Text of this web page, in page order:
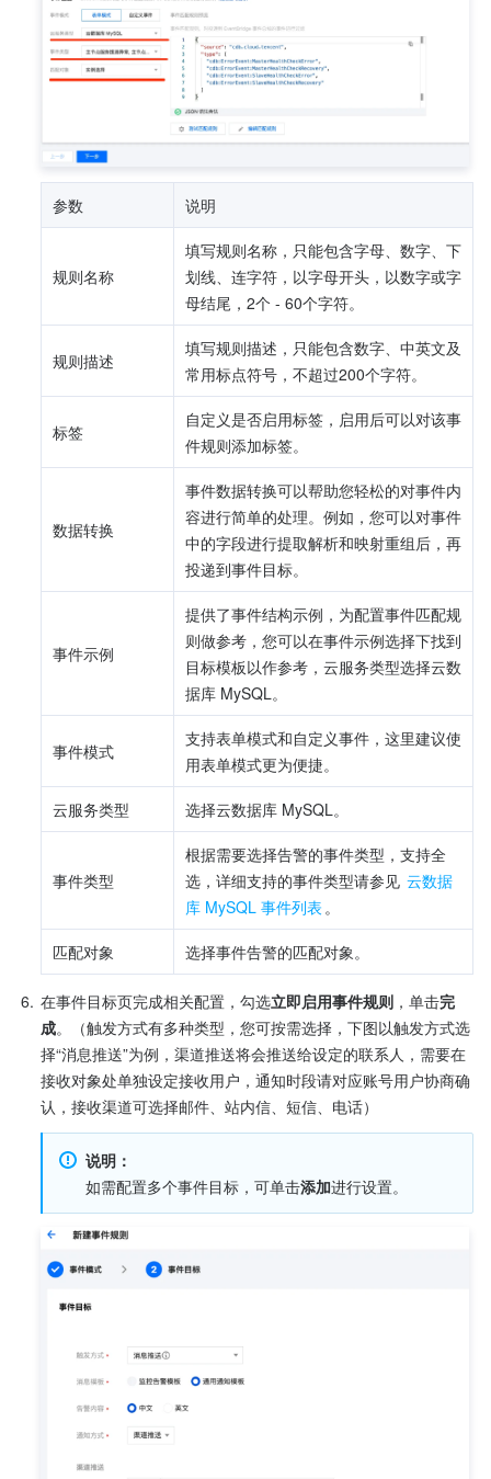
参数 说明
规则名称
填写规则名称，只能包含字母、数字、下
划线、连字符，以字母开头，以数字或字
母结尾，2个 - 60个字符。
规则描述
填写规则描述，只能包含数字、中英文及
常用标点符号，不超过200个字符。
标签
自定义是否启用标签，启用后可以对该事
件规则添加标签。
数据转换
事件数据转换可以帮助您轻松的对事件内
容进行简单的处理。例如，您可以对事件
中的字段进行提取解析和映射重组后，再
投递到事件目标。
事件示例
提供了事件结构示例，为配置事件匹配规
则做参考，您可以在事件示例选择下找到
目标模板以作参考，云服务类型选择云数
据库 MySQL。
事件模式
支持表单模式和自定义事件，这里建议使
用表单模式更为便捷。
云服务类型 选择云数据库 MySQL。
事件类型
根据需要选择告警的事件类型，支持全
选，详细支持的事件类型请参见 云数据
库 MySQL 事件列表。
匹配对象 选择事件告警的匹配对象。
6. 在事件目标页完成相关配置，勾选立即启用事件规则 ，单击完
成。（触发方式有多种类型，您可按需选择，下图以触发方式选
择“消息推送”为例，渠道推送将会推送给设定的联系人，需要在
接收对象处单独设定接收用户，通知时段请对应账号用户协商确
认，接收渠道可选择邮件、站内信、短信、电话）
说明：
如需配置多个事件目标，可单击添加进行设置。